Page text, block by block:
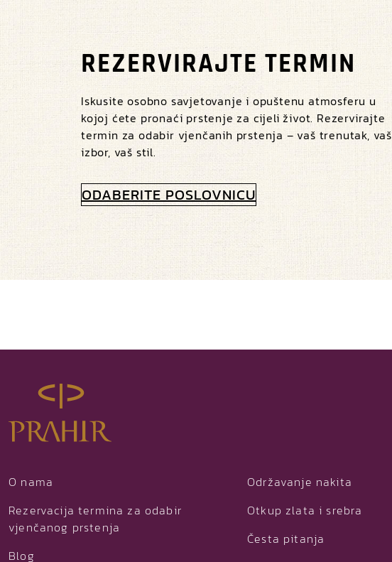
REZERVIRAJTE TERMIN
Iskusite osobno savjetovanje i opuštenu atmosferu u
kojoj ćete pronaći prstenje za cijeli život. Rezervirajte
termin za odabir vjenčanih prstenja – vaš trenutak, vaš
izbor, vaš stil.
ODABERITE POSLOVNICU
O nama
Rezervacija termina za odabir
vjenčanog prstenja
Blog
Održavanje nakita
Otkup zlata i srebra
Česta pitanja